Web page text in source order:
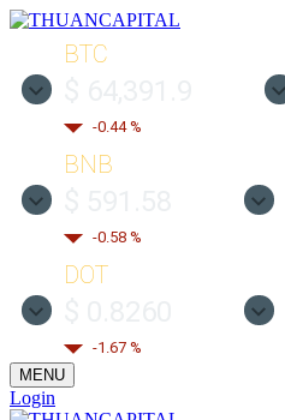
BTC
-0.44 %
BNB
-0.58 %
DOT
-1.67 %
MENU
Login